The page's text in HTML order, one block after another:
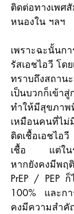
ติดต่อทางเพ
หนองใน ฯลฯ
เพราะฉะนั้นกา
รัสเอชไอวี โด
ทราบถึงสถาน
เป็นบวกก็เข้าสู่
ทำให้มีสุขภา
เหมือนคนที่ไม่
ติดเชื้อเอชไอ
เชื้อ แต่ในร่า
หากยังคงมีพฤ
PrEP / PEP
100% และกา
คงมีความสำคั